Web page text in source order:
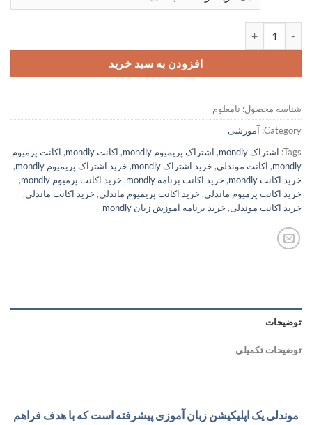
افزودن به سبد خرید
شناسه محصول: نامعلوم
Category: آموزشی
Tags: اشتراک mondly , اشتراک پریمیوم mondly , اکانت mondly , اکانت پرمیوم
mondly
, اکانت موندلی, خرید اشتراک mondly , خرید اشتراک پریمیوم mondly
,
خرید اکانت mondly
, خرید اکانت برنامه mondly , خرید اکانت پرمیوم mondly
,
خرید اکانت پرمیوم ماندلی, خرید اکانت پریمیوم ماندلی, خرید اکانت ماندلی,
خرید اکانت موندلی, خرید برنامه آموزش زبان mondly
توضیحات
توضیحات تکمیلی
موندلی یک اپلیکیشن زبان آموزی پیشرفته است که با هدف فراهم